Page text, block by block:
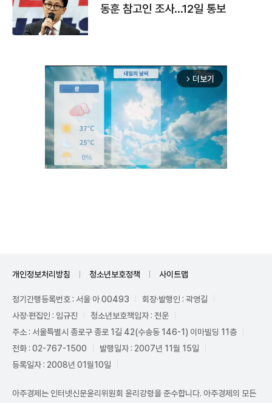
동훈 참고인 조사...12일 통보
arrow_forward_ios 더보기
개인정보처리방침 청소년보호정책 사이트맵
정기간행등록번호 : 서울 아 00493
회장·발행인 : 곽영길
사장·편집인 : 임규진
청소년보호책임자 : 전운
주소 : 서울특별시 종로구 종로 1길 42(수송동 146-1) 이마빌딩 11층
전화 : 02-767-1500
발행일자 : 2007년 11월 15일
등록일자 : 2008년 01월10일
아주경제는 인터넷신문윤리위원회 윤리강령을 준수합니다. 아주경제의 모든